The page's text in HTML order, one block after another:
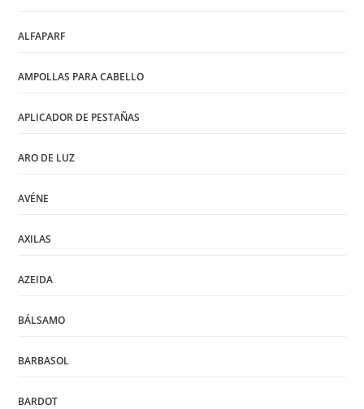
ALFAPARF
AMPOLLAS PARA CABELLO
APLICADOR DE PESTAÑAS
ARO DE LUZ
AVÉNE
AXILAS
AZEIDA
BÁLSAMO
BARBASOL
BARDOT